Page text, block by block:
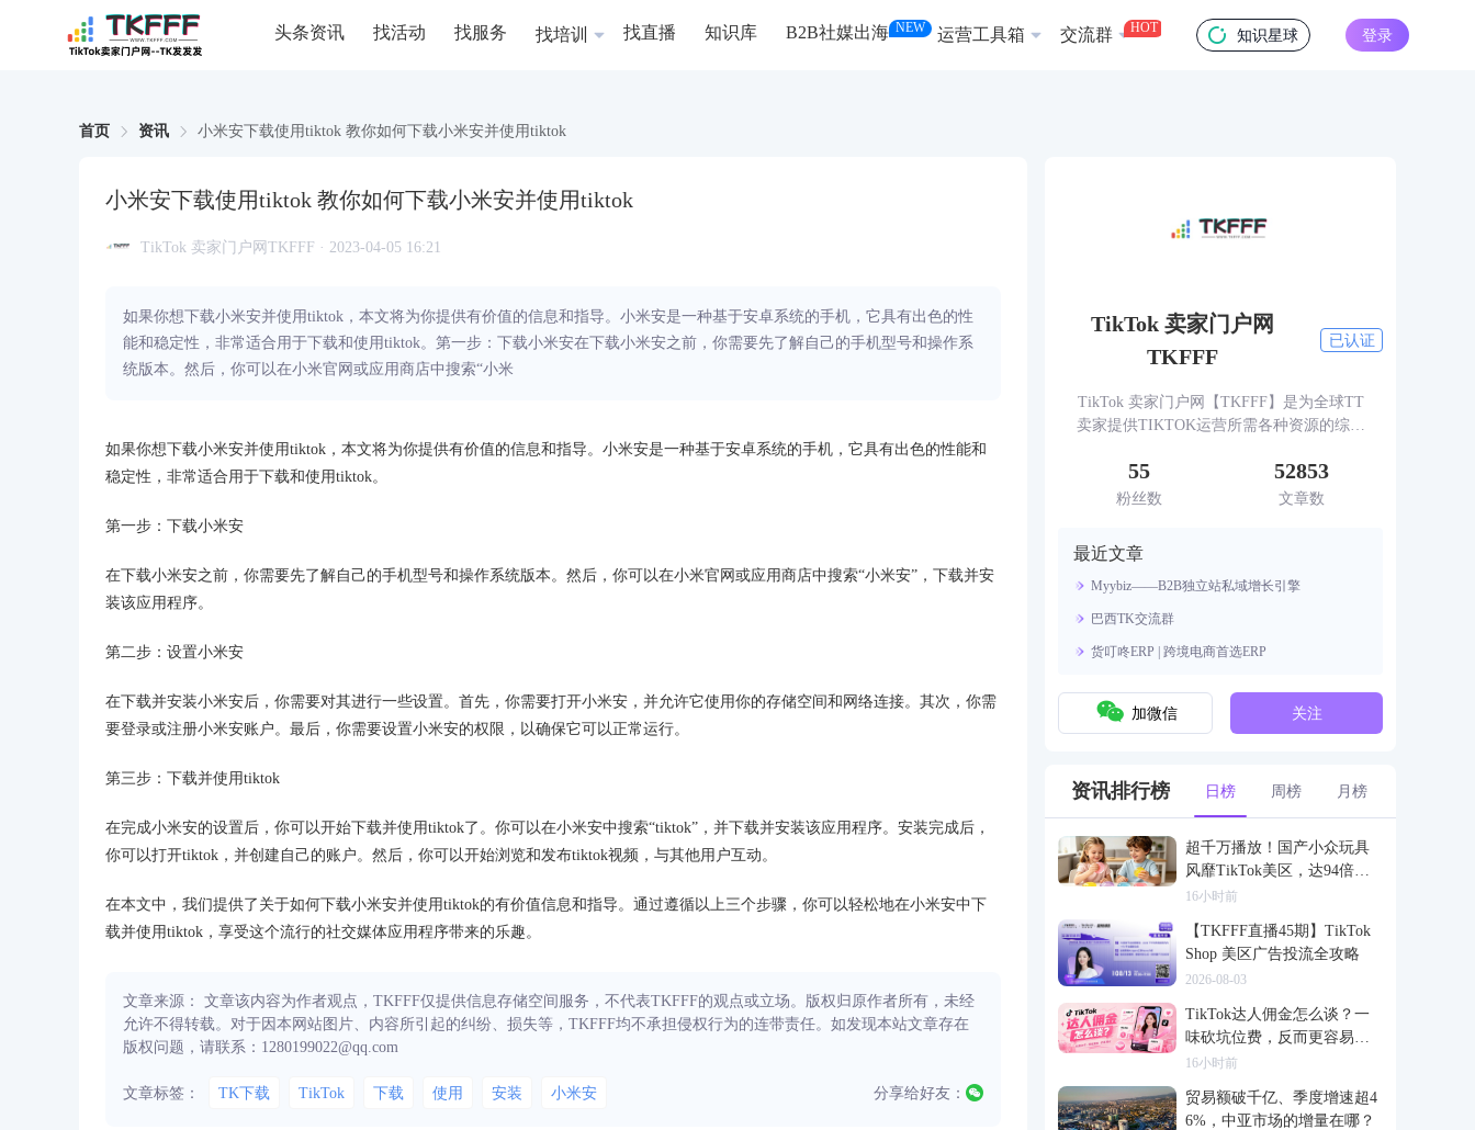
头条资讯 找活动 找服务 找培训 找直播 知识库 B2B社媒出海 NEW 运营工具箱 交流群 HOT 知识星球 登录
首页 资讯 小米安下载使用tiktok 教你如何下载小米安并使用tiktok
小米安下载使用tiktok 教你如何下载小米安并使用tiktok
TikTok 卖家门户网TKFFF · 2023-04-05 16:21
如果你想下载小米安并使用tiktok，本文将为你提供有价值的信息和指导。小米安是一种基于安卓系统的手机，它具有出色的性
能和稳定性，非常适合用于下载和使用tiktok。第一步：下载小米安在下载小米安之前，你需要先了解自己的手机型号和操作系
统版本。然后，你可以在小米官网或应用商店中搜索“小米
如果你想下载小米安并使用tiktok，本文将为你提供有价值的信息和指导。小米安是一种基于安卓系统的手机，它具有出色的性能和
稳定性，非常适合用于下载和使用tiktok。
第一步：下载小米安
在下载小米安之前，你需要先了解自己的手机型号和操作系统版本。然后，你可以在小米官网或应用商店中搜索“小米安”，下载并安
装该应用程序。
第二步：设置小米安
在下载并安装小米安后，你需要对其进行一些设置。首先，你需要打开小米安，并允许它使用你的存储空间和网络连接。其次，你需
要登录或注册小米安账户。最后，你需要设置小米安的权限，以确保它可以正常运行。
第三步：下载并使用tiktok
在完成小米安的设置后，你可以开始下载并使用tiktok了。你可以在小米安中搜索“tiktok”，并下载并安装该应用程序。安装完成后，
你可以打开tiktok，并创建自己的账户。然后，你可以开始浏览和发布tiktok视频，与其他用户互动。
在本文中，我们提供了关于如何下载小米安并使用tiktok的有价值信息和指导。通过遵循以上三个步骤，你可以轻松地在小米安中下
载并使用tiktok，享受这个流行的社交媒体应用程序带来的乐趣。
文章来源： 文章该内容为作者观点，TKFFF仅提供信息存储空间服务，不代表TKFFF的观点或立场。版权归原作者所有，未经
允许不得转载。对于因本网站图片、内容所引起的纠纷、损失等，TKFFF均不承担侵权行为的连带责任。如发现本站文章存在
版权问题，请联系：1280199022@qq.com
文章标签： TK下载 TikTok 下载 使用 安装 小米安 分享给好友：
TikTok 卖家门户网
TKFFF
已认证
TikTok 卖家门户网【TKFFF】是为全球TT
卖家提供TIKTOK运营所需各种资源的综合
坛、社群、活动、人脉、货盘、教学等必备
55
粉丝数
52853
文章数
最近文章
Myybiz——B2B独立站私域增长引擎
巴西TK交流群
货叮咚ERP | 跨境电商首选ERP
加微信 关注
资讯排行榜 日榜 周榜 月榜
超千万播放！国产小众玩具
风靡TikTok美区，达94倍差
价
16小时前
【TKFFF直播45期】TikTok
Shop 美区广告投流全攻略
2026-08-03
TikTok达人佣金怎么谈？一
味砍坑位费，反而更容易把
合作谈崩
16小时前
贸易额破千亿、季度增速超4
6%，中亚市场的增量在哪？